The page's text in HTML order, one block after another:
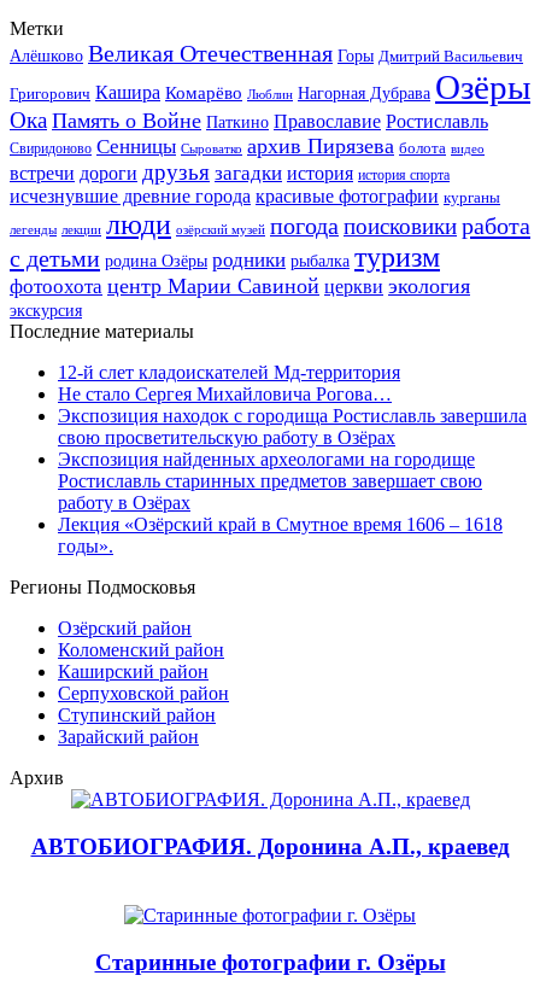
Метки
Алёшково Великая Отечественная Горы Дмитрий Васильевич
Григорович Кашира Комарёво Люблин Нагорная Дубрава Озёры
Ока Память о Войне Паткино Православие Ростиславль
Свиридоново Сенницы Сыроватко архив Пирязева болота видео
встречи дороги друзья загадки история история спорта
исчезнувшие древние города красивые фотографии курганы
легенды лекции люди озёрский музей погодапоисковикиработа
с детьми родина Озёры родники рыбалка туризм
фотоохота центр Марии Савиной церкви экология
экскурсия
Последние материалы
12-й слет кладоискателей Мд-территория
Не стало Сергея Михайловича Рогова…
Экспозиция находок с городища Ростиславль завершила
свою просветительскую работу в Озёрах
Экспозиция найденных археологами на городище
Ростиславль старинных предметов завершает свою
работу в Озёрах
Лекция «Озёрский край в Смутное время 1606 – 1618
годы».
Регионы Подмосковья
Озёрский район
Коломенский район
Каширский район
Серпуховской район
Ступинский район
Зарайский район
Архив
АВТОБИОГРАФИЯ. Доронина А.П., краевед
Старинные фотографии г. Озёры